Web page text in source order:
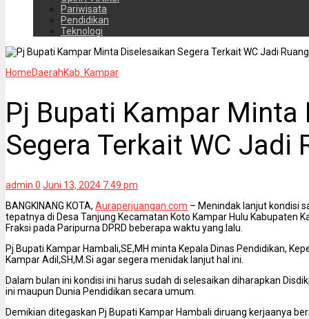
Pariwisata
Pendidikan
Teknologi
HomeDaerahKab. Kampar
Pj Bupati Kampar Minta
Segera Terkait WC Jadi
admin 0 Juni 13, 2024 7:49 pm
BANGKINANG KOTA, Auraperjuangan.com – Menindak lanjut kondisi
tepatnya di Desa Tanjung Kecamatan Koto Kampar Hulu Kabupaten
Fraksi pada Paripurna DPRD beberapa waktu yang lalu.
Pj Bupati Kampar Hambali,SE,MH minta Kepala Dinas Pendidikan,
Kampar Adil,SH,M.Si agar segera menidak lanjut hal ini.
Dalam bulan ini kondisi ini harus sudah di selesaikan diharapkan
ini maupun Dunia Pendidikan secara umum.
Demikian ditegaskan Pj Bupati Kampar Hambali diruang kerjaanya